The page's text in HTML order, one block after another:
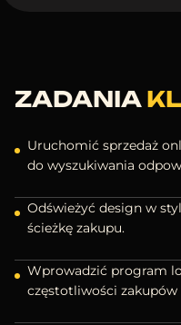
ZADANIA
Uruchomić sprzedaż
do wyszukiwania
Odświeżyć design w
ścieżkę zakupu.
Wprowadzić program
częstotliwości zakupów